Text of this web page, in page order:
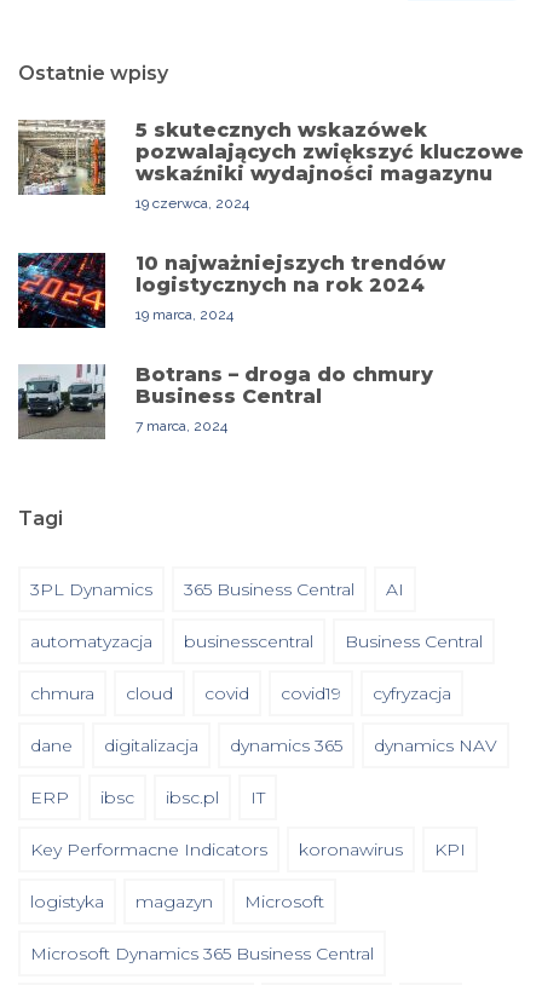
Ostatnie wpisy
5 skutecznych wskazówek
pozwalających zwiększyć kluczowe
wskaźniki wydajności magazynu
19 czerwca, 2024
10 najważniejszych trendów
logistycznych na rok 2024
19 marca, 2024
Botrans – droga do chmury
Business Central
7 marca, 2024
Tagi
3PL Dynamics 365 Business Central AI
automatyzacja businesscentral Business Central
chmura cloud covid covid19 cyfryzacja
dane digitalizacja dynamics 365 dynamics NAV
ERP ibsc ibsc.pl IT
Key Performacne Indicators koronawirus KPI
logistyka magazyn Microsoft
Microsoft Dynamics 365 Business Central